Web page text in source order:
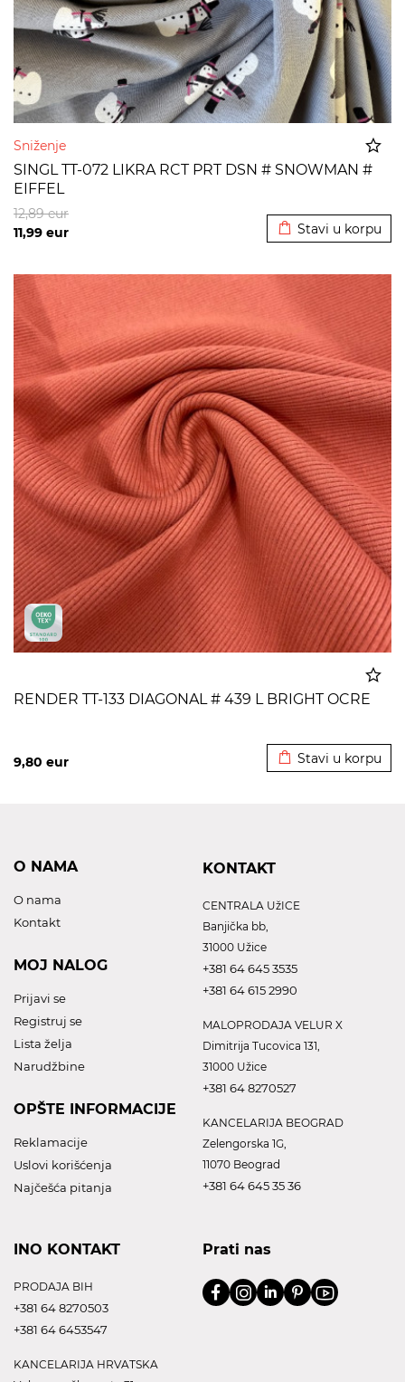
Sniženje
SINGL TT-072 LIKRA RCT PRT DSN # SNOWMAN #
EIFFEL
11,99 eur
12,89eur
Stavi u korpu
RENDER TT-133 DIAGONAL # 439 L BRIGHT OCRE
9,80 eur Stavi u korpu
O NAMA
O nama
Kontakt
MOJ NALOG
Prijavi se
Registruj se
Lista želja
Narudžbine
OPŠTE INFORMACIJE
Reklamacije
Uslovi korišćenja
Najčešća pitanja
KONTAKT
CENTRALA UžICE
Banjička bb,
31000 Užice
+381 64 645 3535
+381 64 615 2990
MALOPRODAJA VELUR X
Dimitrija Tucovica 131,
31000 Užice
+381 64 8270527
KANCELARIJA BEOGRAD
Zelengorska 1G,
11070 Beograd
+381 64 645 35 36
INO KONTAKT
PRODAJA BIH
+381 64 8270503
+381 64 6453547
KANCELARIJA HRVATSKA
Prati nas